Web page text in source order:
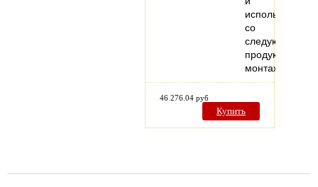
использования
со
следующей
продукцией:
монтаж…
46 276.04 руб
Купить